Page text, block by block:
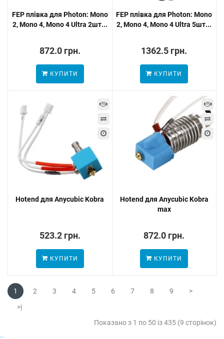
FEP плівка для Photon: Mono
2, Mono 4, Mono 4 Ultra 2шт...
872.0 грн.
КУПИТИ
FEP плівка для Photon: Mono
2, Mono 4, Mono 4 Ultra 5шт...
1362.5 грн.
КУПИТИ
Hotend для Anycubic Kobra
523.2 грн.
КУПИТИ
Hotend для Anycubic Kobra
max
872.0 грн.
КУПИТИ
1 2 3 4 5 6 7 8 9
>
>|
Показано з 1 по 50 із 435 (9 сторінок)
..